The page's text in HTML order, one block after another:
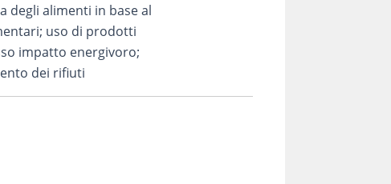
degli alimenti in base al
uso di prodotti
impatto energivoro;
dei rifiuti